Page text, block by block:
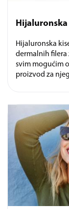
Hijaluronska
dermalnih filera
svim mogućim
proizvod za